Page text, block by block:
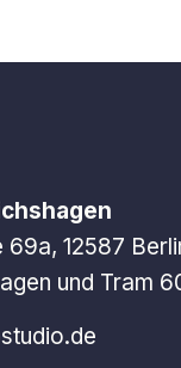
12587
und Tram